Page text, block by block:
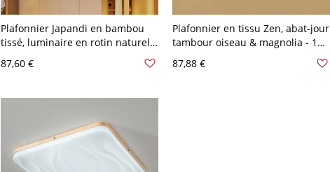
Plafonnier Japandi en bambou
tissé, luminaire en rotin naturel
chaleureux - Bois 110 V-120 V
87,60 €
Plafonnier en tissu Zen, abat-jour
tambour oiseau & magnolia - 110
87,88 €